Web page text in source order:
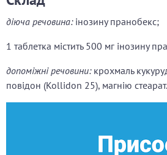
діюча речовина: інозину пранобекс;
1 таблетка містить 500 мг інозину
допоміжні речовини:крохмаль
повідон (Kollidon 25), магнію стеарат.